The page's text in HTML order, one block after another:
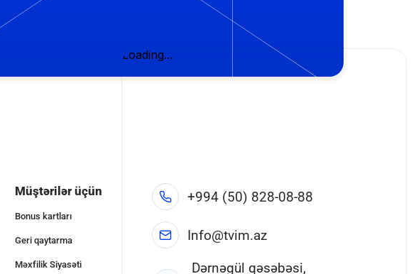
Müştərilər üçün
Bonus kartları
Geri qaytarma
Məxfilik Siyasəti
+994 (50) 828-08-88
Info@tvim.az
Dərnəgül qəsəbəsi,